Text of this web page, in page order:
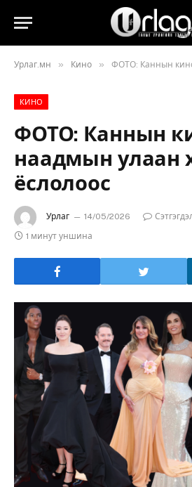
Урлаг.мн » Кино » ФОТО: Каннын кино
КИНО
ФОТО: Каннын
наадмын улаан
ёслолоос
Урлаг 14/05/2026
1 минут уншина